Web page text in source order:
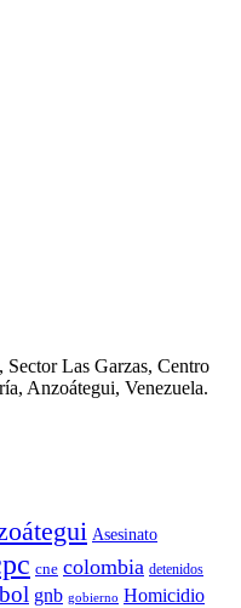
Las Garzas, Centro
Anzoátegui, Venezuela.
Asesinato
cne colombia detenidos
gnb gobierno Homicidio